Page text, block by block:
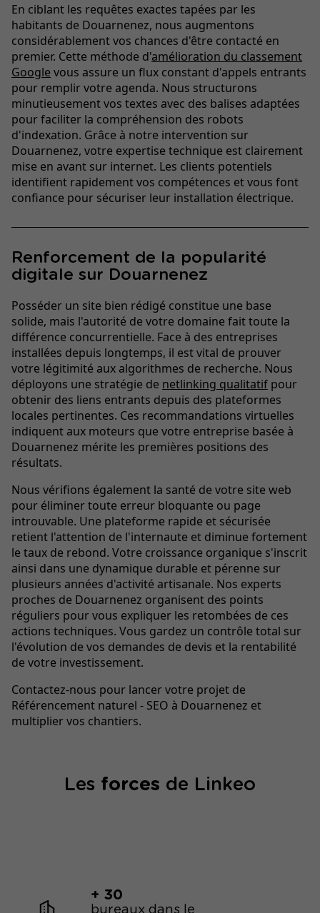
En ciblant les requêtes exactes tapées par les
habitants de Douarnenez, nous augmentons
considérablement vos chances d'être contacté en
premier. Cette méthode d'amélioration du classement
Google vous assure un flux constant d'appels entrants
pour remplir votre agenda. Nous structurons
minutieusement vos textes avec des balises adaptées
pour faciliter la compréhension des robots
d'indexation. Grâce à notre intervention sur
Douarnenez, votre expertise technique est clairement
mise en avant sur internet. Les clients potentiels
identifient rapidement vos compétences et vous font
confiance pour sécuriser leur installation électrique.
Renforcement de la popularité
digitale sur Douarnenez
Posséder un site bien rédigé constitue une base
solide, mais l'autorité de votre domaine fait toute la
différence concurrentielle. Face à des entreprises
installées depuis longtemps, il est vital de prouver
votre légitimité aux algorithmes de recherche. Nous
déployons une stratégie de netlinking qualitatif pour
obtenir des liens entrants depuis des plateformes
locales pertinentes. Ces recommandations virtuelles
indiquent aux moteurs que votre entreprise basée à
Douarnenez mérite les premières positions des
résultats.
Nous vérifions également la santé de votre site web
pour éliminer toute erreur bloquante ou page
introuvable. Une plateforme rapide et sécurisée
retient l'attention de l'internaute et diminue fortement
le taux de rebond. Votre croissance organique s'inscrit
ainsi dans une dynamique durable et pérenne sur
plusieurs années d'activité artisanale. Nos experts
proches de Douarnenez organisent des points
réguliers pour vous expliquer les retombées de ces
actions techniques. Vous gardez un contrôle total sur
l'évolution de vos demandes de devis et la rentabilité
de votre investissement.
Contactez-nous pour lancer votre projet de
Référencement naturel - SEO à Douarnenez et
multiplier vos chantiers.
Les forces de Linkeo
+ 30
bureaux dans le